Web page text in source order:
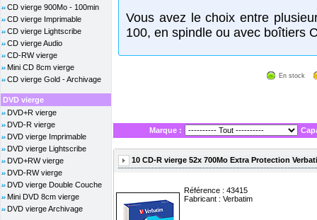
CD vierge 900Mo - 100min
CD vierge Imprimable
CD vierge Lightscribe
CD vierge Audio
CD-RW vierge
Mini CD 8cm vierge
CD vierge Gold - Archivage
DVD vierge
DVD+R vierge
DVD-R vierge
DVD vierge Imprimable
DVD vierge Lightscribe
DVD+RW vierge
DVD-RW vierge
DVD vierge Double Couche
Mini DVD 8cm vierge
DVD vierge Archivage
Vous avez le choix entre
100, en spindle ou avec boîtiers
En stock
Marque :
10 CD-R vierge 52x 700Mo Extra Protection
Référence : 43415
Fabricant : Verbatim